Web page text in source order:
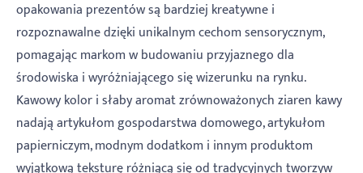
opakowania prezentów są bardziej kreatywne i
rozpoznawalne dzięki unikalnym cechom sensorycznym,
pomagając markom w budowaniu przyjaznego dla
środowiska i wyróżniającego się wizerunku na rynku.
Kawowy kolor i słaby aromat zrównoważonych ziaren kawy
nadają artykułom gospodarstwa domowego, artykułom
papierniczym, modnym dodatkom i innym produktom
wyjątkową teksturę różniącą się od tradycyjnych tworzyw